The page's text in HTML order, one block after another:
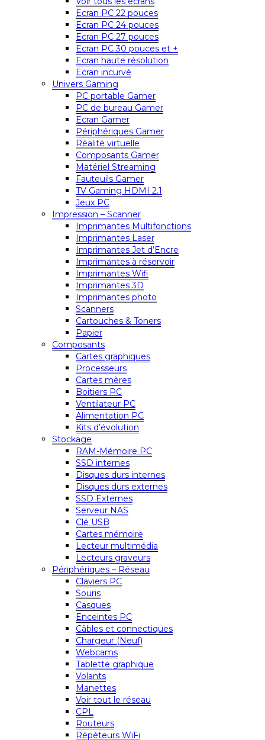
Ecran PC 22 pouces
Ecran PC 24 pouces
Ecran PC 27 pouces
Ecran PC 30 pouces et +
Ecran haute résolution
Ecran incurvé
Univers Gaming
PC portable Gamer
PC de bureau Gamer
Ecran Gamer
Périphériques Gamer
Réalité virtuelle
Composants Gamer
Matériel Streaming
Fauteuils Gamer
TV Gaming HDMI 2.1
Jeux PC
Impression – Scanner
Imprimantes Multifonctions
Imprimantes Laser
Imprimantes Jet d’Encre
Imprimantes à réservoir
Imprimantes Wifi
Imprimantes 3D
Imprimantes photo
Scanners
Cartouches & Toners
Papier
Composants
Cartes graphiques
Processeurs
Cartes mères
Boitiers PC
Ventilateur PC
Alimentation PC
Kits d’évolution
Stockage
RAM-Mémoire PC
SSD internes
Disques durs internes
Disques durs externes
SSD Externes
Serveur NAS
Clé USB
Cartes mémoire
Lecteur multimédia
Lecteurs graveurs
Périphériques – Réseau
Claviers PC
Souris
Casques
Enceintes PC
Câbles et connectiques
Chargeur (Neuf)
Webcams
Tablette graphique
Volants
Manettes
Voir tout le réseau
CPL
Routeurs
Répéteurs WiFi